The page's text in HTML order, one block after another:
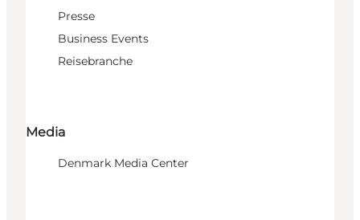
Presse
Business Events
Reisebranche
Media
Denmark Media Center